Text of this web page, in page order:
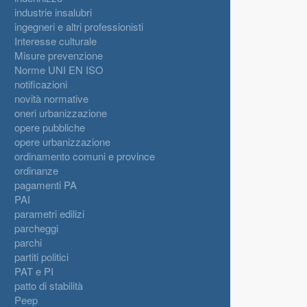
industrie insalubri
ingegneri e altri professionisti
Interesse culturale
Misure prevenzione
Norme UNI EN ISO
notificazioni
novità normative
oneri urbanizzazione
opere pubbliche
opere urbanizzazione
ordinamento comuni e province
ordinanze
pagamenti PA
PAI
parametri edilizi
parcheggi
parchi
partiti politici
PAT e PI
patto di stabilità
Peep